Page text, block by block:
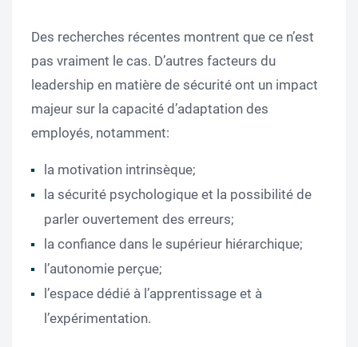
Des recherches récentes montrent que ce n’est
pas vraiment le cas. D’autres facteurs du
leadership en matière de sécurité ont un impact
majeur sur la capacité d’adaptation des
employés, notamment:
la motivation intrinsèque;
la sécurité psychologique et la possibilité de
parler ouvertement des erreurs;
la confiance dans le supérieur hiérarchique;
l’autonomie perçue;
l’espace dédié à l’apprentissage et à
l’expérimentation.